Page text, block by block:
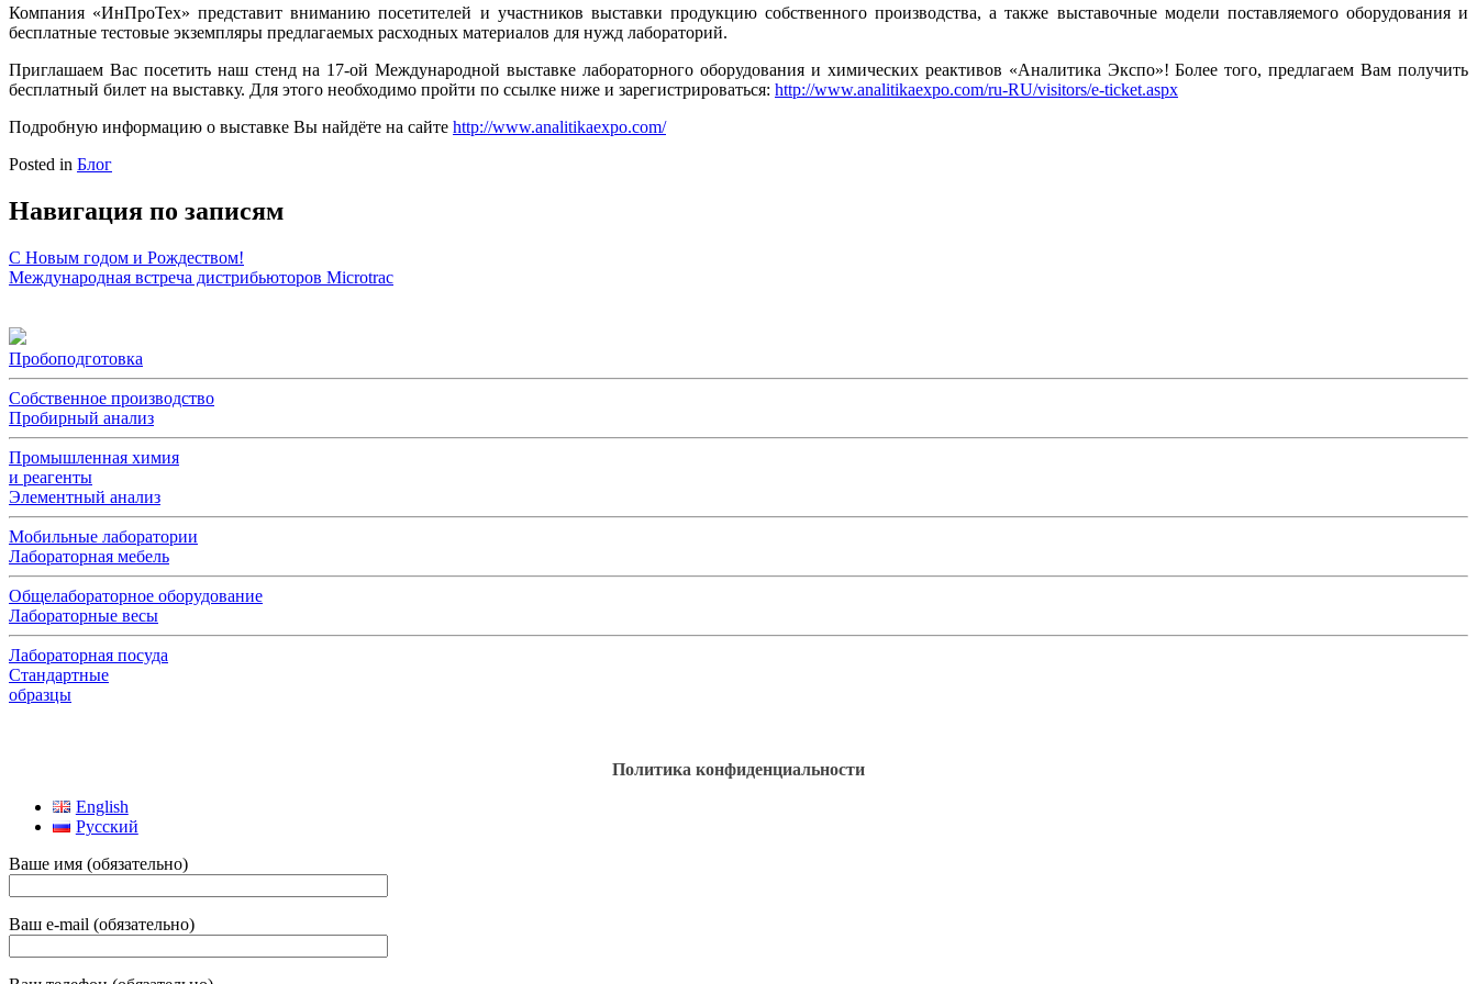
Компания «ИнПроТех» представит вниманию посетителей и участников выставки продукцию собственного производства, а также выставочные модели поставляемого оборудования и
бесплатные тестовые экземпляры предлагаемых расходных материалов для нужд лабораторий.
Приглашаем Вас посетить наш стенд на 17-ой Международной выставке лабораторного оборудования и химических реактивов «Аналитика Экспо»! Более того, предлагаем Вам получить
бесплатный билет на выставку. Для этого необходимо пройти по ссылке ниже и зарегистрироваться: http://www.analitikaexpo.com/ru-RU/visitors/e-ticket.aspx
Подробную информацию о выставке Вы найдёте на сайте http://www.analitikaexpo.com/
Posted in Блог
Навигация по записям
С Новым годом и Рождеством!
Международная встреча дистрибьюторов Microtrac
Пробоподготовка
Собственное производство
Пробирный анализ
Промышленная химия
и реагенты
Элементный анализ
Мобильные лаборатории
Лабораторная мебель
Общелабораторное оборудование
Лабораторные весы
Лабораторная посуда
Стандартные
образцы
Политика конфиденциальности
English
Русский
Ваше имя (обязательно)
Ваш e-mail (обязательно)